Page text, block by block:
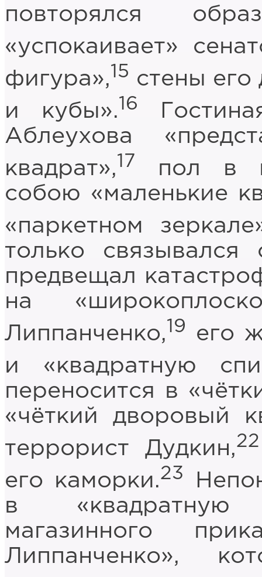
повторялся
«успокаивает»
фигура»,15 стены
и кубы».16
Аблеухова
квадрат»,17
пол в
собою «маленькие
«паркетном
только
предвещал
на
Липпанченко,19
его
и «квадратную
переносится в
«чёткий дворовый
террорист Дудкин,22
его каморки.23
в «квадратную
магазинного
Липпанченко»,